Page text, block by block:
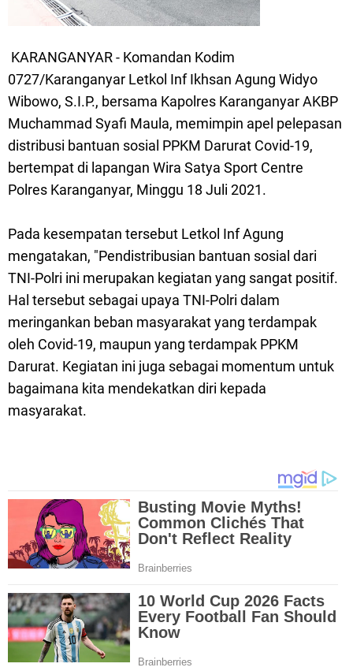
KARANGANYAR - Komandan Kodim
0727/Karanganyar Letkol Inf Ikhsan Agung Widyo
Wibowo, S.I.P., bersama Kapolres Karanganyar AKBP
Muchammad Syafi Maula, memimpin apel pelepasan
distribusi bantuan sosial PPKM Darurat Covid-19,
bertempat di lapangan Wira Satya Sport Centre
Polres Karanganyar, Minggu 18 Juli 2021.
Pada kesempatan tersebut Letkol Inf Agung
mengatakan, "Pendistribusian bantuan sosial dari
TNI-Polri ini merupakan kegiatan yang sangat positif.
Hal tersebut sebagai upaya TNI-Polri dalam
meringankan beban masyarakat yang terdampak
oleh Covid-19, maupun yang terdampak PPKM
Darurat. Kegiatan ini juga sebagai momentum untuk
bagaimana kita mendekatkan diri kepada
masyarakat.